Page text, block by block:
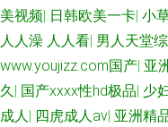
美视频| 日韩欧美一卡| 小
人人澡 人人看| 男人天堂
www.youjizz.com国产| 亚
久| 国产xxxx性hd极品| 少
成人| 四虎成人av| 亚洲精